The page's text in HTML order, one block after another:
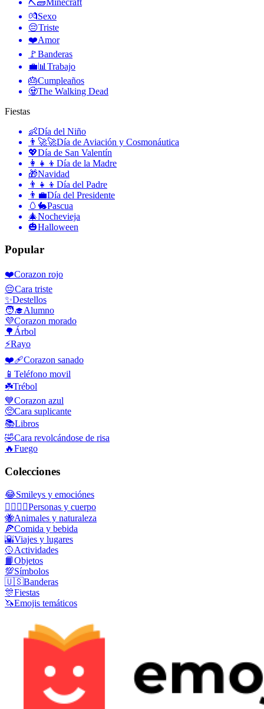
💏Sexo
😔Triste
❤️Amor
🚩Banderas
💼📊 Trabajo
🎂Cumpleaños
🧟The Walking Dead
Fiestas
👶Día del Niño
👨‍🚀🚀Día de Aviación y Cosmonáutica
💖Día de San Valentín
👩‍👧‍👦 Día de la Madre
🎁Navidad
👨‍👧‍👦 Día del Padre
👨‍💼Día del Presidente
🥚🐇Pascua
🎄Nochevieja
🎃Halloween
Popular
❤️Corazon rojo
😔Cara triste
✨Destellos
🧑‍🎓Alumno
💜Corazon morado
🌳 Árbol
⚡Rayo
❤️‍🩹Corazon sanado
📱 Teléfono movil
☘️Trébol
💙Corazon azul
🥺Cara suplicante
📚Libros
🤣Cara revolcándose de risa
🔥Fuego
Colecciones
😂Smileys y emociónes
👩‍❤️‍💋‍👨Personas y cuerpo
🐝Animales y naturaleza
🍕Comida y bebida
🌇Viajes y lugares
🥎Actividades
📙Objetos
💯Símbolos
🇺🇸Banderas
🎊Fiestas
🦄Emojis temáticos